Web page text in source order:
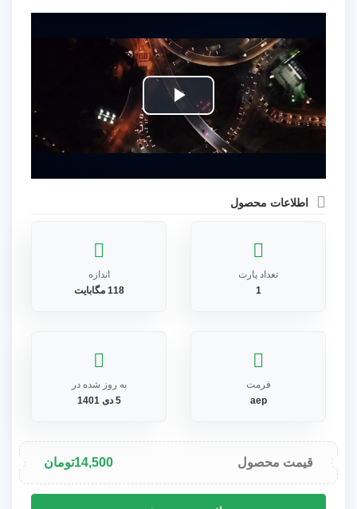
Play
Video
اطلاعات محصول
تعداد پارت
1
اندازه
118 مگابایت
فرمت
aep
به روز شده در
5 دی 1401
قیمت محصول 14,500تومان